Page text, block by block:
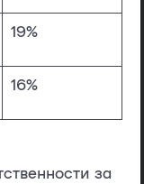
19%
16%
за